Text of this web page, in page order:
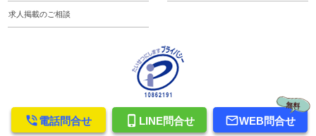
求人掲載のご相談
無料
WEB問合せ
phone_iphone LINE問合せ
電話問合せ